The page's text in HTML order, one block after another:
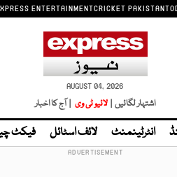
ENTERTAINMENTCRICKET PAKISTAN
AUGUST 04, 2026
اشتہار لگائیں | لائیو ٹی وی | آج کا اخبار
انٹرٹینمنٹ لائف اسٹائل فیکٹ